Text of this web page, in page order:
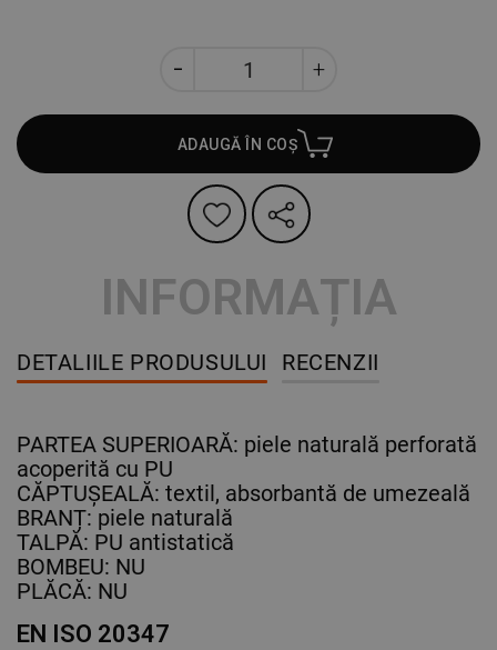
ADAUGĂ ÎN COȘ
INFORMAȚIA
DETALIILE PRODUSULUI RECENZII
PARTEA SUPERIOARĂ: piele naturală perforată
acoperită cu PU
CĂPTUȘEALĂ: textil, absorbantă de umezeală
BRANȚ: piele naturală
TALPĂ: PU antistatică
BOMBEU: NU
PLĂCĂ: NU
EN ISO 20347